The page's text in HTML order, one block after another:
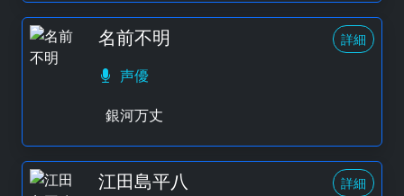
名前不明 詳細
声優
銀河万丈
江田島平八 詳細